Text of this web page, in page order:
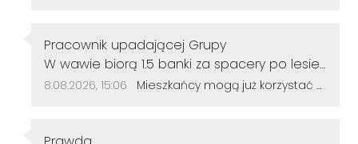
Autor komentarza:
Pracownik upadającej Grupy
Treść komentarza:
W wawie biorą 1.5 banki za spacery po lesie
u nas ile
Data dodania komentarza:
8.08.2026, 15:06 Źródło komentarza:
Mieszkańcy mogą już korzystać z powiększonego parku w Śródmieściu. Są nowe alejki i ławki
Autor komentarza: